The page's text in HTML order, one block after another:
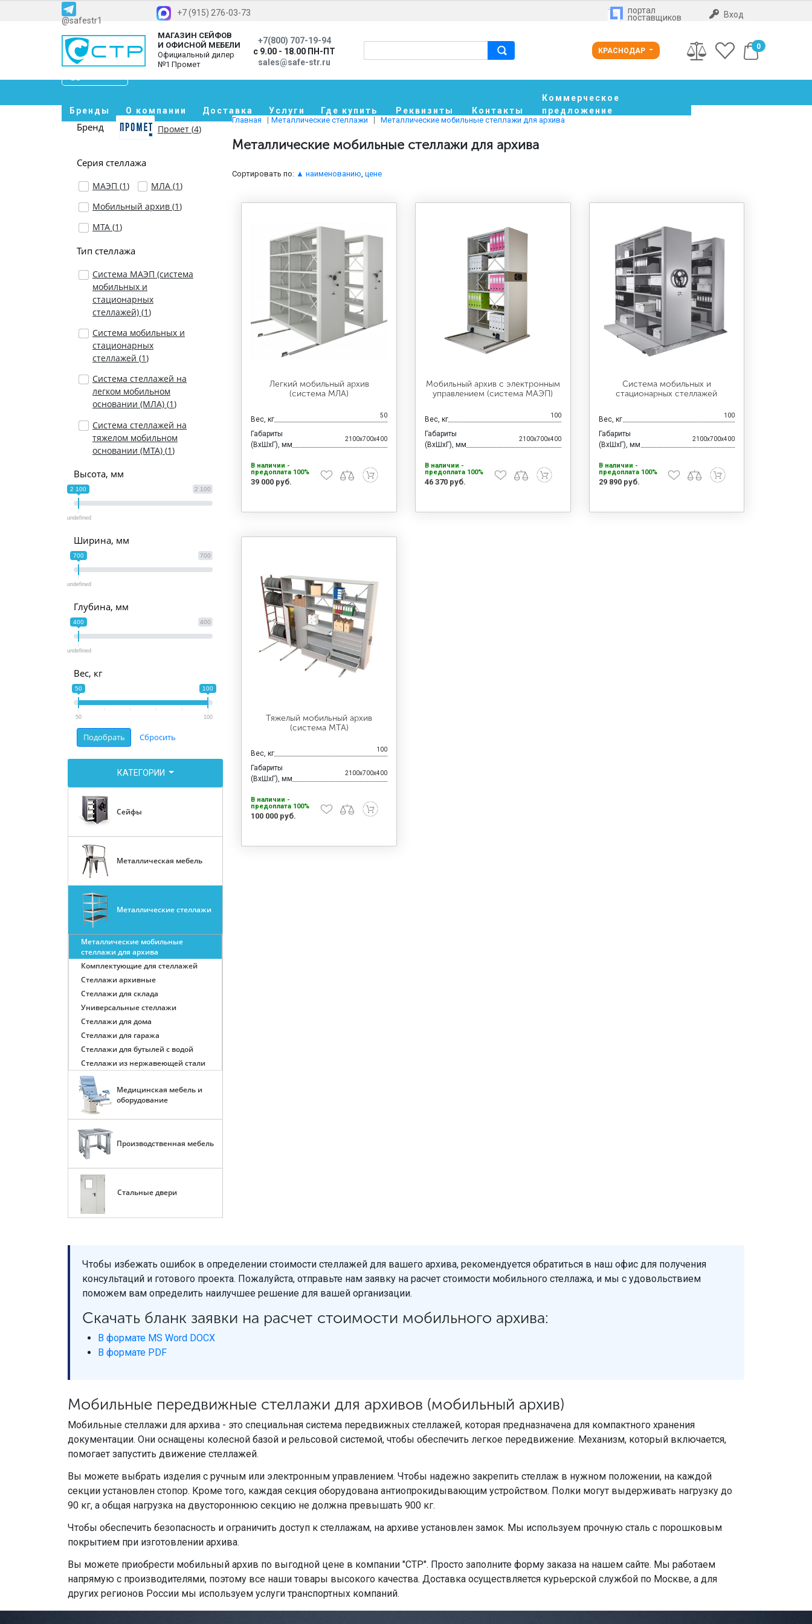
@safestr1
+7 (915) 276-03-73 портал
поставщиков Вход
МАГАЗИН СЕЙФОВ
И ОФИСНОЙ МЕБЕЛИ
Официальный дилер
№1 Промет
+7(800) 707-19-94
с 9.00 - 18.00 ПН-ПТ
sales@safe-str.ru
КРАСНОДАР 0
Бренды О компании Доставка Услуги Где купить Реквизиты Контакты
Коммерческое
предложение
Бренд Промет (4)
Серия стеллажа
МАЭП (1) МЛА (1)
Мобильный архив (1)
МТА (1)
Тип стеллажа
Система МАЭП (система
мобильных и
стационарных
стеллажей) (1)
Система мобильных и
стационарных
стеллажей (1)
Система стеллажей на
легком мобильном
основании (МЛА) (1)
Система стеллажей на
тяжелом мобильном
основании (МТА) (1)
Высота, мм
2 100
2 100
undefined
Ширина, мм
700
700
undefined
Глубина, мм
400
400
undefined
Вес, кг
50 100
50 100
КАТЕГОРИИ
Сейфы
Металлическая мебель
Металлические стеллажи
Металлические мобильные
стеллажи для архива
Комплектующие для стеллажей
Стеллажи архивные
Стеллажи для склада
Универсальные стеллажи
Стеллажи для дома
Стеллажи для гаража
Стеллажи для бутылей с водой
Стеллажи из нержавеющей стали
Медицинская мебель и
оборудование
Производственная мебель
Стальные двери
Главная Металлические стеллажи Металлические мобильные стеллажи для архива
Металлические мобильные стеллажи для архива
Сортировать по: ▲ наименованию,цене
Легкий мобильный архив
(система МЛА)
Вес, кг 50
Габариты
(ВхШхГ), мм
2100x700x400
В наличии -
предоплата 100%
39 000 руб.
Мобильный архив с электронным
управлением (система МАЭП)
Вес, кг 100
Габариты
(ВхШхГ), мм
2100x700x400
В наличии -
предоплата 100%
46 370 руб.
Система мобильных и
стационарных стеллажей
Вес, кг 100
Габариты
(ВхШхГ), мм
2100x700x400
В наличии -
предоплата 100%
29 890 руб.
Тяжелый мобильный архив
(система МТА)
Вес, кг 100
Габариты
(ВхШхГ), мм
2100x700x400
В наличии -
предоплата 100%
100 000 руб.
Чтобы избежать ошибок в определении стоимости стеллажей для вашего архива, рекомендуется обратиться в наш офис для получения
консультаций и готового проекта. Пожалуйста, отправьте нам заявку на расчет стоимости мобильного стеллажа, и мы с удовольствием
поможем вам определить наилучшее решение для вашей организации.
Скачать бланк заявки на расчет стоимости мобильного архива:
В формате MS Word DOCX
В формате PDF
Мобильные передвижные стеллажи для архивов (мобильный архив)
Мобильные стеллажи для архива - это специальная система передвижных стеллажей, которая предназначена для компактного хранения
документации. Они оснащены колесной базой и рельсовой системой, чтобы обеспечить легкое передвижение. Механизм, который включается,
помогает запустить движение стеллажей.
Вы можете выбрать изделия с ручным или электронным управлением. Чтобы надежно закрепить стеллаж в нужном положении, на каждой
секции установлен стопор. Кроме того, каждая секция оборудована антиопрокидывающим устройством. Полки могут выдерживать нагрузку до
90 кг, а общая нагрузка на двустороннюю секцию не должна превышать 900 кг.
Чтобы обеспечить безопасность и ограничить доступ к стеллажам, на архиве установлен замок. Мы используем прочную сталь с порошковым
покрытием при изготовлении архива.
Вы можете приобрести мобильный архив по выгодной цене в компании "СТР". Просто заполните форму заказа на нашем сайте. Мы работаем
напрямую с производителями, поэтому все наши товары высокого качества. Доставка осуществляется курьерской службой по Москве, а для
других регионов России мы используем услуги транспортных компаний.